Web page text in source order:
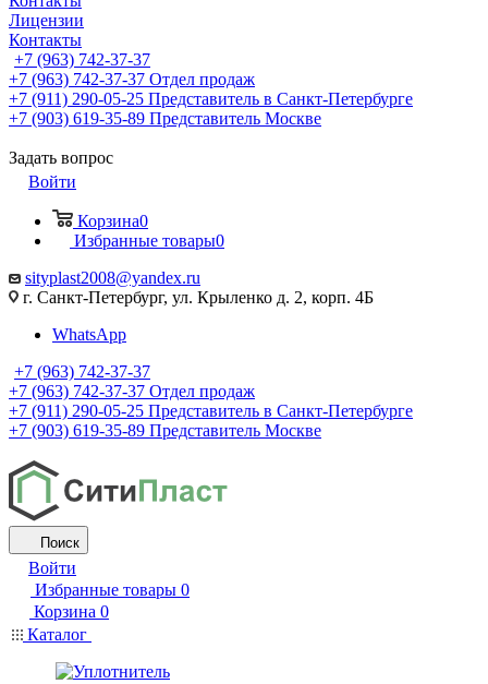
Лицензии
Контакты
+7 (963) 742-37-37
+7 (963) 742-37-37 Отдел продаж
+7 (911) 290-05-25 Представитель в Санкт-Петербурге
+7 (903) 619-35-89 Представитель Москве
Задать вопрос
Войти
Корзина0
Избранные товары0
sityplast2008@yandex.ru
г. Санкт-Петербург, ул. Крыленко д. 2, корп. 4Б
WhatsApp
+7 (963) 742-37-37
+7 (963) 742-37-37 Отдел продаж
+7 (911) 290-05-25 Представитель в Санкт-Петербурге
+7 (903) 619-35-89 Представитель Москве
Поиск
Войти
Избранные товары 0
Корзина 0
Каталог